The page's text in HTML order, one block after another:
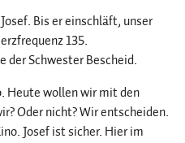
Bis er einschläft, unser
135.
Schwester Bescheid.
Heute wollen wir mit den
Oder nicht? Wir entscheiden.
Josef ist sicher. Hier im